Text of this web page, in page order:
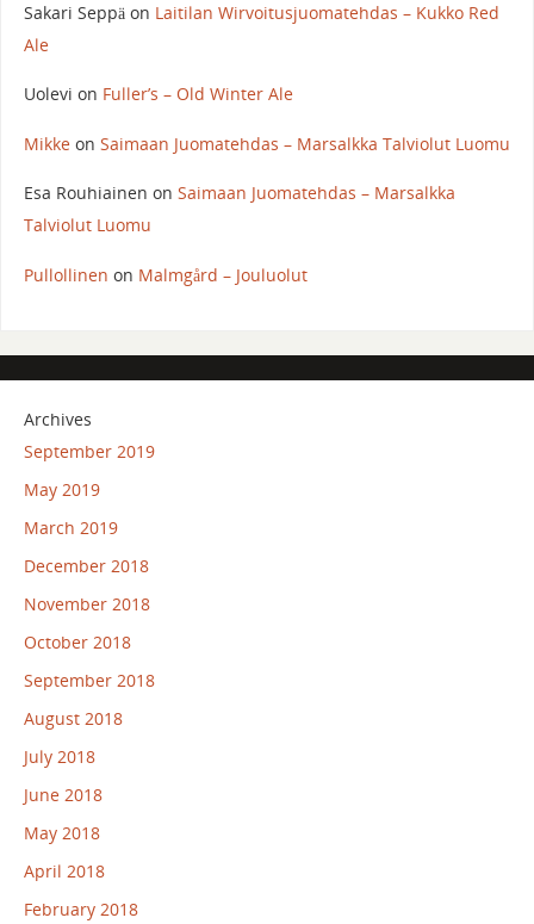
Sakari Seppäon Laitilan Wirvoitusjuomatehdas – Kukko Red
Ale
Uolevi on Fuller’s – Old Winter Ale
Mikkeon Saimaan Juomatehdas – Marsalkka Talviolut Luomu
Esa Rouhiainen on Saimaan Juomatehdas – Marsalkka
Talviolut Luomu
Pullollinen on Malmgård – Jouluolut
Archives
September 2019
May 2019
March 2019
December 2018
November 2018
October 2018
September 2018
August 2018
July 2018
June 2018
May 2018
April 2018
February 2018